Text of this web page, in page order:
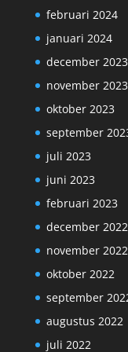
februari 2024
januari 2024
december 2023
november 2023
oktober 2023
september
juli 2023
juni 2023
februari 2023
december 2022
november 2022
oktober 2022
september
augustus 2022
juli 2022